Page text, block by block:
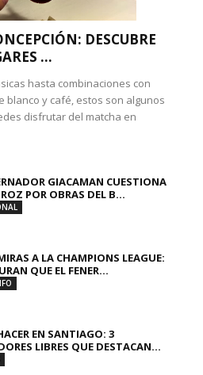
DESCUBRE
...
hasta combinaciones con
blanco y café, estos son algunos
disfrutar del matcha en
GIACAMAN CUESTIONA
POR OBRAS DEL B...
A LA CHAMPIONS LEAGUE:
QUE EL FENER...
EN SANTIAGO: 3
LIBRES QUE DESTACAN...